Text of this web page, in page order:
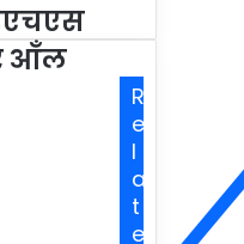
आँल
R
e
l
a
t
e